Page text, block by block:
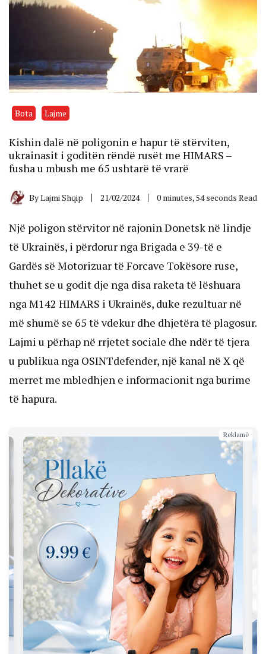
Bota Lajme
Kishin dalë në poligonin e hapur të stërviten,
ukrainasit i goditën rëndë rusët me HIMARS –
fusha u mbush me 65 ushtarë të vrarë
ByLajmi Shqip 21/02/2024 0 minutes, 54 seconds Read
Një poligon stërvitor në rajonin Donetsk në lindje
të Ukrainës, i përdorur nga Brigada e 39-të e
Gardës së Motorizuar të Forcave Tokësore ruse,
thuhet se u godit dje nga disa raketa të lëshuara
nga M142 HIMARS i Ukrainës, duke rezultuar në
më shumë se 65 të vdekur dhe dhjetëra të plagosur.
Lajmi u përhap në rrjetet sociale dhe ndër të tjera
u publikua nga OSINTdefender, një kanal në X që
merret me mbledhjen e informacionit nga burime
të hapura.
Reklamë